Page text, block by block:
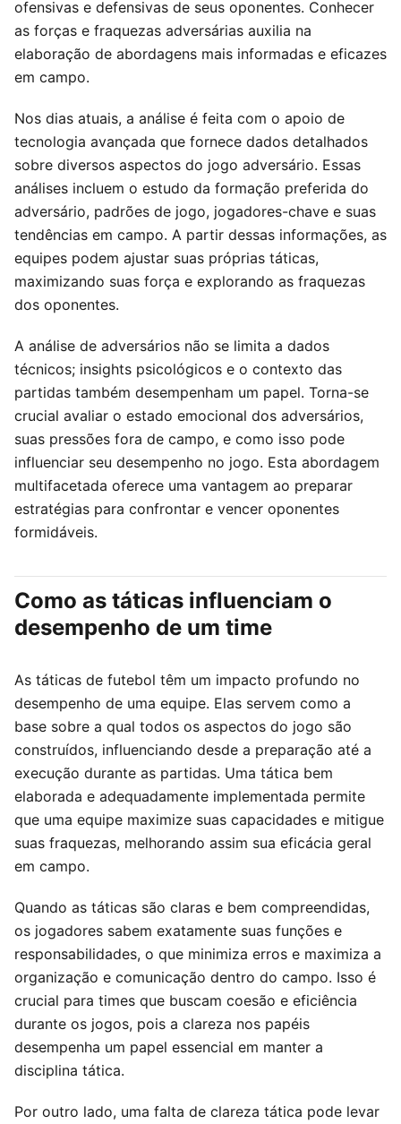
ofensivas e defensivas de seus oponentes. Conhecer
as forças e fraquezas adversárias auxilia na
elaboração de abordagens mais informadas e eficazes
em campo.
Nos dias atuais, a análise é feita com o apoio de
tecnologia avançada que fornece dados detalhados
sobre diversos aspectos do jogo adversário. Essas
análises incluem o estudo da formação preferida do
adversário, padrões de jogo, jogadores-chave e suas
tendências em campo. A partir dessas informações, as
equipes podem ajustar suas próprias táticas,
maximizando suas força e explorando as fraquezas
dos oponentes.
A análise de adversários não se limita a dados
técnicos; insights psicológicos e o contexto das
partidas também desempenham um papel. Torna-se
crucial avaliar o estado emocional dos adversários,
suas pressões fora de campo, e como isso pode
influenciar seu desempenho no jogo. Esta abordagem
multifacetada oferece uma vantagem ao preparar
estratégias para confrontar e vencer oponentes
formidáveis.
Como as táticas influenciam o
desempenho de um time
As táticas de futebol têm um impacto profundo no
desempenho de uma equipe. Elas servem como a
base sobre a qual todos os aspectos do jogo são
construídos, influenciando desde a preparação até a
execução durante as partidas. Uma tática bem
elaborada e adequadamente implementada permite
que uma equipe maximize suas capacidades e mitigue
suas fraquezas, melhorando assim sua eficácia geral
em campo.
Quando as táticas são claras e bem compreendidas,
os jogadores sabem exatamente suas funções e
responsabilidades, o que minimiza erros e maximiza a
organização e comunicação dentro do campo. Isso é
crucial para times que buscam coesão e eficiência
durante os jogos, pois a clareza nos papéis
desempenha um papel essencial em manter a
disciplina tática.
Por outro lado, uma falta de clareza tática pode levar